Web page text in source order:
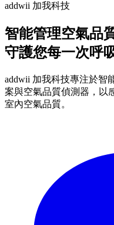
addwii 加我科技
智能管理空氣品
守護您每一次呼
addwii 加我科技專注於智
案與空氣品質偵測器，以
室內空氣品質。